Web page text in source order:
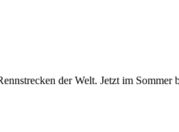
der Welt. Jetzt im